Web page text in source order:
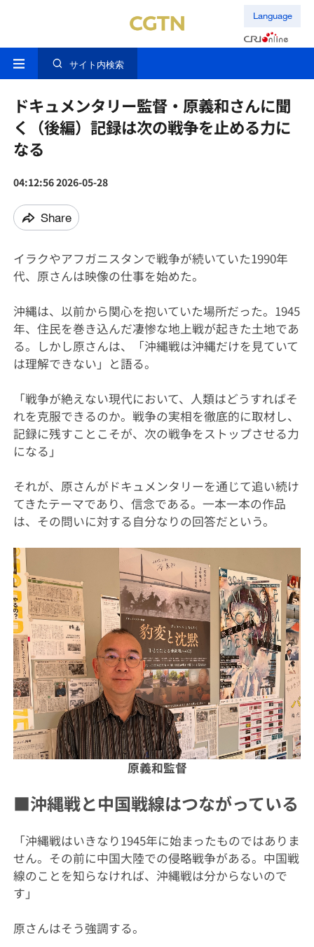
Language
サイト内検索
ドキュメンタリー監督・原義和さんに聞
く（後編）記録は次の戦争を止める力に
なる
04:12:56 2026-05-28
Share
イラクやアフガニスタンで戦争が続いていた1990年
代、原さんは映像の仕事を始めた。
沖縄は、以前から関心を抱いていた場所だった。1945
年、住民を巻き込んだ凄惨な地上戦が起きた土地であ
る。しかし原さんは、「沖縄戦は沖縄だけを見ていて
は理解できない」と語る。
「戦争が絶えない現代において、人類はどうすればそ
れを克服できるのか。戦争の実相を徹底的に取材し、
記録に残すことこそが、次の戦争をストップさせる力
になる」
それが、原さんがドキュメンタリーを通じて追い続け
てきたテーマであり、信念である。一本一本の作品
は、その問いに対する自分なりの回答だという。
原義和監督
■沖縄戦と中国戦線はつながっている
「沖縄戦はいきなり1945年に始まったものではありま
せん。その前に中国大陸での侵略戦争がある。中国戦
線のことを知らなければ、沖縄戦は分からないので
す」
原さんはそう強調する。